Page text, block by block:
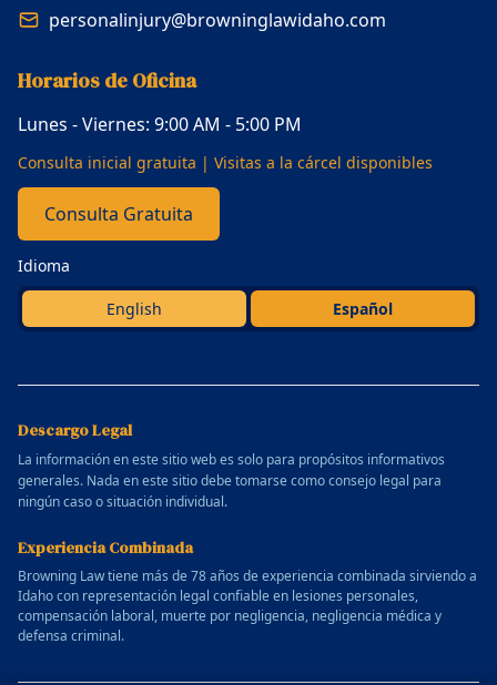
personalinjury@browninglawidaho.com
Horarios de Oficina
Lunes - Viernes: 9:00 AM - 5:00 PM
Consulta inicial gratuita | Visitas a la cárcel disponibles
Consulta Gratuita
Idioma
English Español
Descargo Legal
La información en este sitio web es solo para propósitos informativos
generales. Nada en este sitio debe tomarse como consejo legal para
ningún caso o situación individual.
Experiencia Combinada
Browning Law tiene más de 78 años de experiencia combinada sirviendo a
Idaho con representación legal confiable en lesiones personales,
compensación laboral, muerte por negligencia, negligencia médica y
defensa criminal.